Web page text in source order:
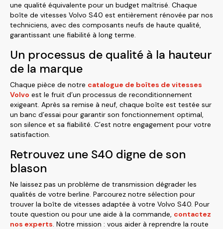
une qualité équivalente pour un budget maîtrisé. Chaque
boîte de vitesses Volvo S40 est entièrement rénovée par nos
techniciens, avec des composants neufs de haute qualité,
garantissant une fiabilité à long terme.
Un processus de qualité à la hauteur
de la marque
Chaque pièce de notre catalogue de boîtes de vitesses
Volvo est le fruit d’un processus de reconditionnement
exigeant. Après sa remise à neuf, chaque boîte est testée sur
un banc d’essai pour garantir son fonctionnement optimal,
son silence et sa fiabilité. C’est notre engagement pour votre
satisfaction.
Retrouvez une S40 digne de son
blason
Ne laissez pas un problème de transmission dégrader les
qualités de votre berline. Parcourez notre sélection pour
trouver la boîte de vitesses adaptée à votre Volvo S40. Pour
toute question ou pour une aide à la commande, contactez
nos experts. Notre mission : vous aider à reprendre la route